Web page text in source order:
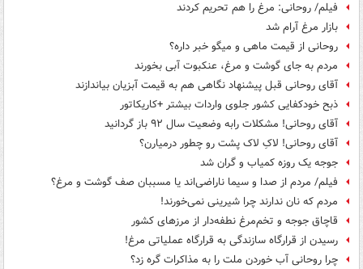
فیلم/ روحانی: مرغ را هم تحریم کردند
بازار مرغ آرام شد
روحانی از قیمت ماهی و میگو خبر داره؟
مردم به جای گوشت و مرغ، عنکبوت آبی بخورند
آقای روحانی قبل پیشنهاد نگاهی هم به قیمت آبزیان بیاندازند
ذبح خودکفایی کشور جلوی واردات بیشتر +کاریکاتور
آقای روحانی! مشکلات رابه وضعیت سال ۹۲ باز گردانید
آقای روحانی! لاکِ لاک پشت رو چطور درمیارن؟
جوجه یک روزه کمیاب و گران شد
فیلم/ مردم از صدا و سیما ناراضی‌اند یا مسببان صف گوشت و مرغ؟
مردم که نان ندارند چرا شیرینی نمی‌خورند!
قاچاق جوجه و تخم‌مرغ نطفه‌دار از مرزهای کشور
رسیدن از قرارگاه سازندگی به قرارگاه عملیاتی مرغ!
چرا روحانی ‎آب خوردن ملت را به مذاکرات گره زد؟